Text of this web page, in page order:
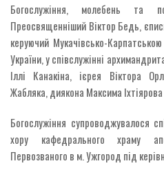
Богослужіння, молебень та
Преосвященніший Віктор Бедь,
керуючий Мукачівсько-
України, у співслужінні
Іллі Канакіна, ієрея Віктора
Жабляка, диякона Максима
Богослужіння супроводжувалося
хору кафедрального храму
Первозваного в м. Ужгород під